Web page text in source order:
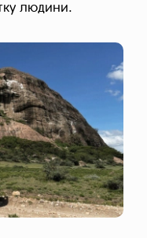
людини.